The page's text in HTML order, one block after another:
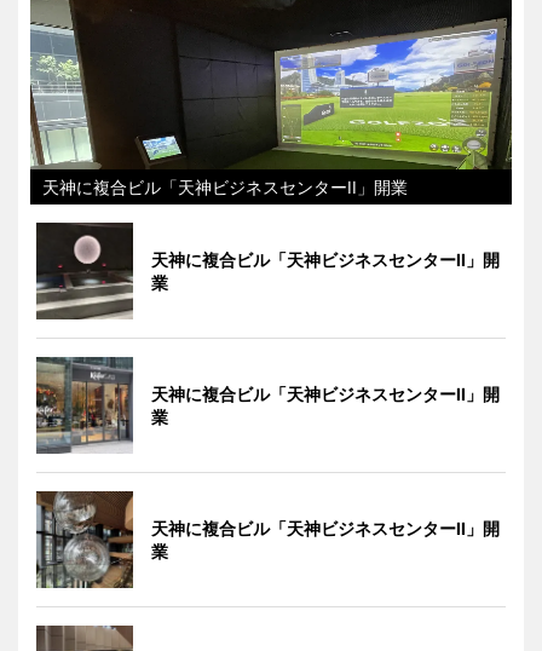
天神に複合ビル「天神ビジネスセンターII」開業
天神に複合ビル「天神ビジネスセンターII」開
業
天神に複合ビル「天神ビジネスセンターII」開
業
天神に複合ビル「天神ビジネスセンターII」開
業